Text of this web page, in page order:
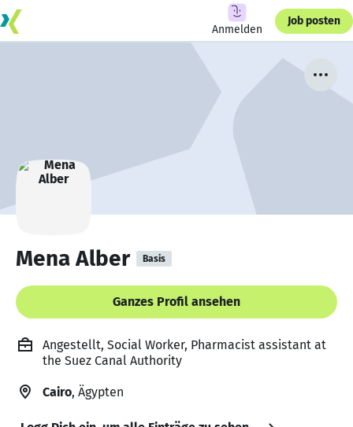
Anmelden
Job posten
Mena Alber Basis
Ganzes Profil ansehen
Angestellt, Social Worker, Pharmacist assistant at
the Suez Canal Authority
Cairo, Ägypten